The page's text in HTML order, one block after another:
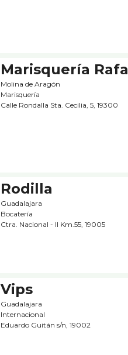
Marisquerí­a Rafa
Molina de Aragón
Marisquerí­a
Calle Rondalla Sta. Cecilia, 5, 19300
Rodilla
Guadalajara
Bocaterí­a
Ctra. Nacional - II Km.55, 19005
Vips
Guadalajara
Internacional
Eduardo Guitán s/n, 19002